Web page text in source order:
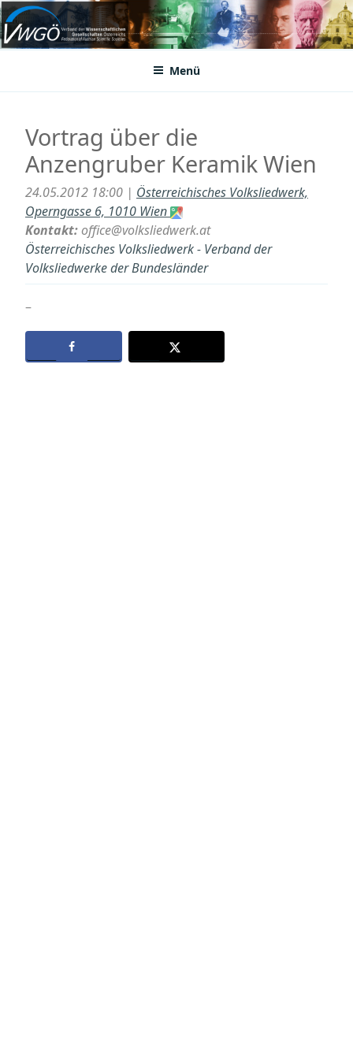
Zum
Inhalt
springenVWGÖ
Federation of Austrian Scientific Societies
Menü
Vortrag über die
Anzengruber Keramik Wien
24.05.2012 18:00 | Österreichisches Volksliedwerk,
Operngasse 6, 1010 Wien
Kontakt:office@volksliedwerk.at
Österreichisches Volksliedwerk - Verband der
Volksliedwerke der Bundesländer
–